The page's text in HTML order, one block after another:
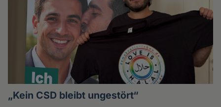
„Kein CSD bleibt ungestört“